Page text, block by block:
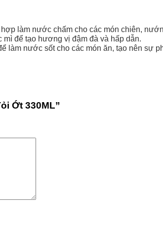
làm nước chấm cho các món chiên,
mì để tạo hương vị đậm đà và hấp dẫn.
làm nước sốt cho các món ăn, tạo nên sự
Ớt 330ML”